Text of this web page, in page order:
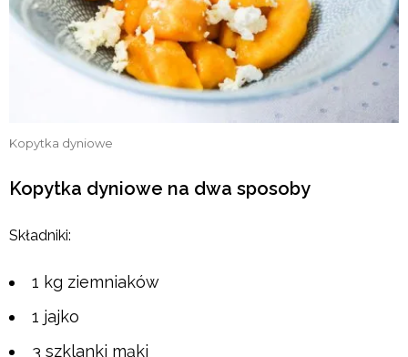
Kopytka dyniowe
Kopytka dyniowe na dwa sposoby
Składniki:
1 kg ziemniaków
1 jajko
3 szklanki mąki